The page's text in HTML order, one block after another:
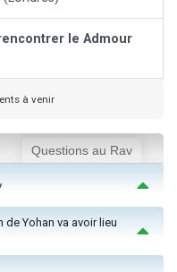
le Admour
à venir
Questions au Rav
de Yohan va avoir lieu